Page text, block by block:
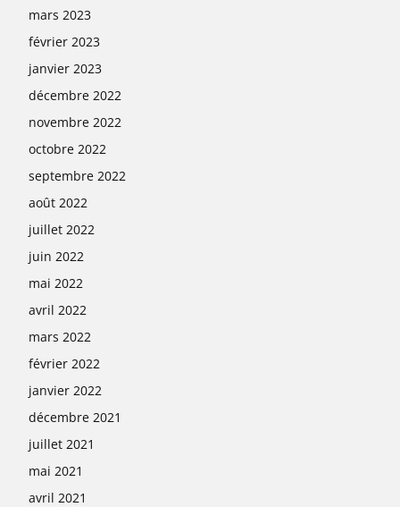
mars 2023
février 2023
janvier 2023
décembre 2022
novembre 2022
octobre 2022
septembre 2022
août 2022
juillet 2022
juin 2022
mai 2022
avril 2022
mars 2022
février 2022
janvier 2022
décembre 2021
juillet 2021
mai 2021
avril 2021